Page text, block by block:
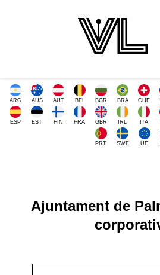
ARG AUS AUT BEL BGR BRA CHE
ESP EST FIN FRA GBR IRL ITA
PRT SWE UE
Ajuntament de